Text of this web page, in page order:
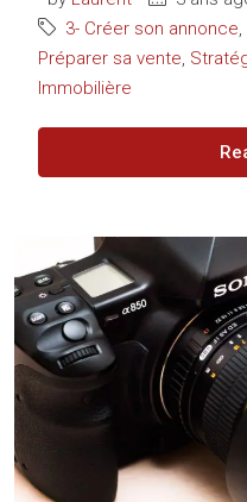
3- Créer son annonce,
Préparer sa vente,
Immobilière